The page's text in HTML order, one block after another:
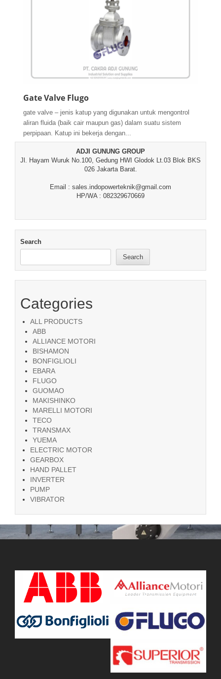
Gate Valve Flugo
gate valve – jenis katup yang digunakan untuk mengontrol
aliran fluida (baik cair maupun gas) dalam suatu sistem
perpipaan. Katup ini bekerja dengan...
ADJI GUNUNG GROUP
Jl. Hayam Wuruk No.100, Gedung HWI Glodok Lt.03 Blok BKS
026 Jakarta Barat.
Email : sales.indopowerteknik@gmail.com
HP/WA : 082329670669
Search
Search
Categories
ALL PRODUCTS
ABB
ALLIANCE MOTORI
BISHAMON
BONFIGLIOLI
EBARA
FLUGO
GUOMAO
MAKISHINKO
MARELLI MOTORI
TECO
TRANSMAX
YUEMA
ELECTRIC MOTOR
GEARBOX
HAND PALLET
INVERTER
PUMP
VIBRATOR